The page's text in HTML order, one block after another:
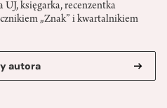
księgarka, recenzentka
„Znak” i kwartalnikiem
autora